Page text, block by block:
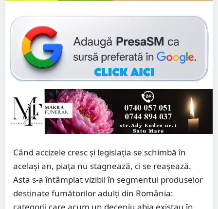
Când accizele cresc și legislația se schimbă în
același an, piața nu stagnează, ci se reașează.
Asta s-a întâmplat vizibil în segmentul produselor
destinate fumătorilor adulți din România: